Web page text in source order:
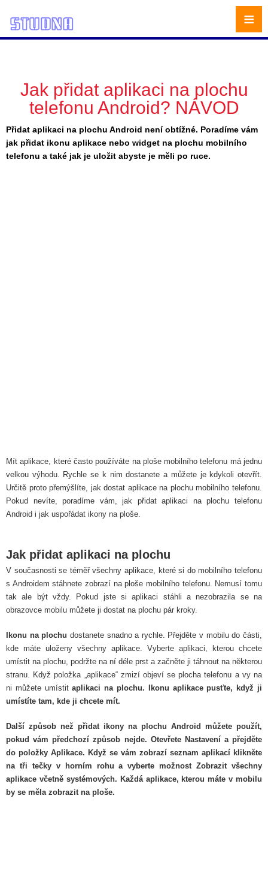
Jak přidat aplikaci na plochu
telefonu Android? NÁVOD
Přidat aplikaci na plochu Android není obtížné. Poradíme vám
jak přidat ikonu aplikace nebo widget na plochu mobilního
telefonu a také jak je uložit abyste je měli po ruce.
Mít aplikace, které často používáte na ploše mobilního telefonu má jednu
velkou výhodu. Rychle se k nim dostanete a můžete je kdykoli otevřít.
Určitě proto přemýšlíte, jak dostat aplikace na plochu mobilního telefonu.
Pokud nevíte, poradíme vám, jak přidat aplikaci na plochu telefonu
Android i jak uspořádat ikony na ploše.
Jak přidat aplikaci na plochu
V současnosti se téměř všechny aplikace, které si do mobilního telefonu
s Androidem stáhnete zobrazí na ploše mobilního telefonu. Nemusí tomu
tak ale být vždy. Pokud jste si aplikaci stáhli a nezobrazila se na
obrazovce mobilu můžete ji dostat na plochu pár kroky.
Ikonu na plochu dostanete snadno a rychle. Přejděte v mobilu do části,
kde máte uloženy všechny aplikace. Vyberte aplikaci, kterou chcete
umístit na plochu, podržte na ní déle prst a začněte ji táhnout na některou
stranu. Když položka „aplikace“ zmizí objeví se plocha telefonu a vy na
ni můžete umístitaplikaci na plochu. Ikonu aplikace pusťte, když ji
umístíte tam, kde ji chcete mít.
Další způsob než přidat ikony na plochu Android můžete použít,
pokud vám předchozí způsob nejde. Otevřete Nastavení a přejděte
do položky Aplikace. Když se vám zobrazí seznam aplikací klikněte
na tři tečky v horním rohu a vyberte možnost Zobrazit všechny
aplikace včetně systémových. Každá aplikace, kterou máte v mobilu
by se měla zobrazit na ploše.
≡